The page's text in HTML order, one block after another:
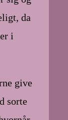
da
i
give
sorte